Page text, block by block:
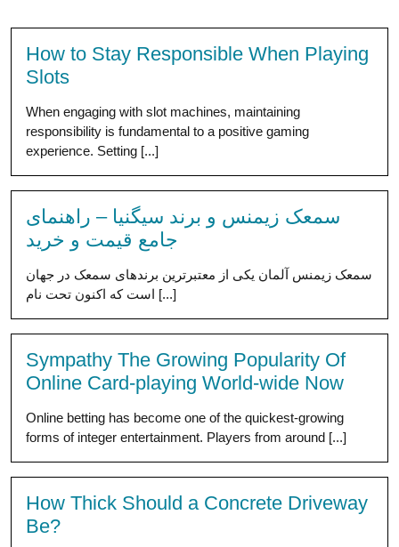
How to Stay Responsible When Playing
Slots
When engaging with slot machines, maintaining
responsibility is fundamental to a positive gaming
experience. Setting [...]
سمعک زیمنس و برند سیگنیا – راهنمای
جامع قیمت و خرید
سمعک زیمنس آلمان یکی از معتبرترین برندهای سمعک در جهان
است که اکنون تحت نام [...]
Sympathy The Growing Popularity Of
Online Card-playing World-wide Now
Online betting has become one of the quickest-growing
forms of integer entertainment. Players from around [...]
How Thick Should a Concrete Driveway
Be?